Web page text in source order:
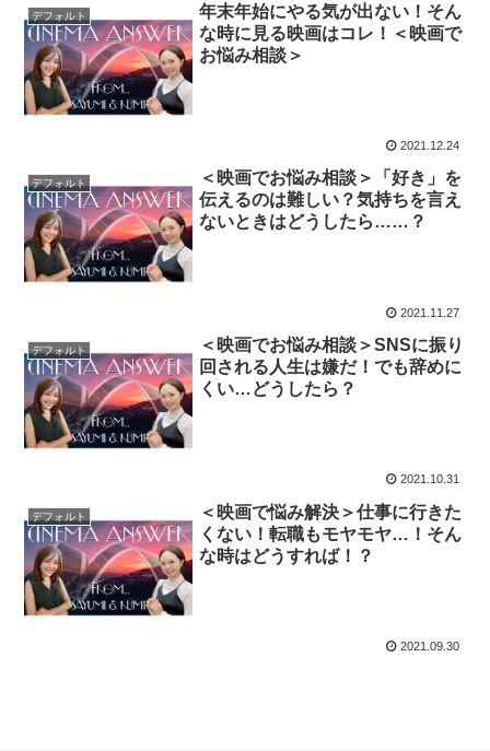
デフォルト
年末年始にやる気が出ない！そん
な時に見る映画はコレ！＜映画で
お悩み相談＞
2021.12.24
デフォルト
＜映画でお悩み相談＞「好き」を
伝えるのは難しい？気持ちを言え
ないときはどうしたら……？
2021.11.27
デフォルト
＜映画でお悩み相談＞SNSに振り
回される人生は嫌だ！でも辞めに
くい…どうしたら？
2021.10.31
デフォルト
＜映画で悩み解決＞仕事に行きた
くない！転職もモヤモヤ…！そん
な時はどうすれば！？
2021.09.30